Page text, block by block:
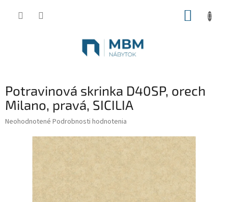
Potravinová skrinka D40SP, orech
Milano, pravá, SICILIA
Priemerné
Neohodnotené Podrobnosti hodnotenia